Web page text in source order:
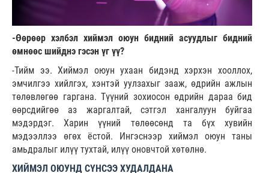
-Өөрөөр хэлбэл хиймэл оюун бидний асуудлыг бидний
өмнөөс шийднэ гэсэн үг үү?
-Тийм ээ. Хиймэл оюун ухаан бидэнд хэрхэн хооллох,
эмчилгээ хийлгэх, хэнтэй уулзахыг зааж, өдрийн ажлын
төлөвлөгөө гаргана. Түүний зохиосон өдрийн дараа бид
өөрсдийгөө аз жаргалтай, сэтгэл хангалуун буйгаа
мэдэрдэг. Харин үүний төлөөсөнд та бүх хувийн
мэдээллээ өгөх ёстой. Ингэснээр хиймэл оюун таны
амьдралыг илүү тухтай, илүү оновчтой хөтөлнө.
ХИЙМЭЛ ОЮУНД СҮНСЭЭ ХУДАЛДАНА